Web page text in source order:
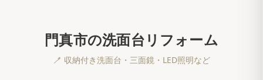
門真市の洗面台リフォーム
🪥 収納付き洗面台・三面鏡・LED照明など